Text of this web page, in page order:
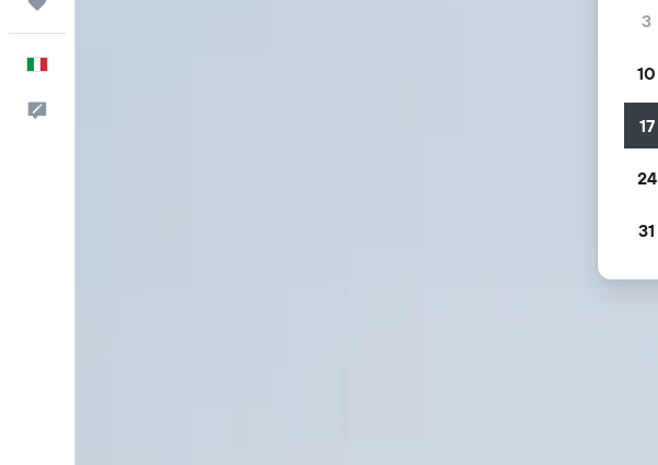
3
10
17
24
31